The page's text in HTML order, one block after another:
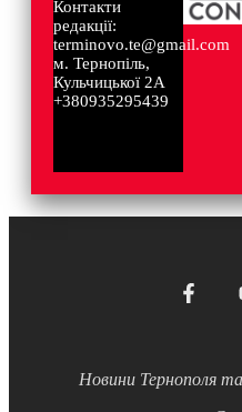
Контакти
редакції:
terminovo.te@gmail.com
м. Тернопіль,
Кульчицької 2А
+380935295439
Новини Тернополя та